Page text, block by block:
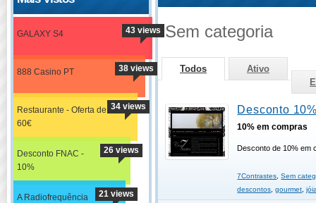
GALAXY S4 43 views
888 Casino PT 38 views
Restaurante - Oferta de
60€
34 views
Desconto FNAC -
10%
26 views
A Radiofrequência
21 views
Sem categoria
Todos
Ativo
Desconto
10% em compras
Desconto de 10% em
7Contrastes,Sem
descontos,gourmet,